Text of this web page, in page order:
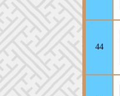
44